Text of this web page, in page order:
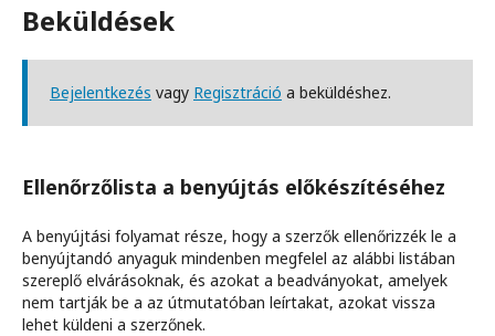
Beküldések
Bejelentkezés vagy Regisztráció a beküldéshez.
Ellenőrzőlista a benyújtás előkészítéséhez
A benyújtási folyamat része, hogy a szerzők ellenőrizzék le a
benyújtandó anyaguk mindenben megfelel az alábbi listában
szereplő elvárásoknak, és azokat a beadványokat, amelyek
nem tartják be a az útmutatóban leírtakat, azokat vissza
lehet küldeni a szerzőnek.